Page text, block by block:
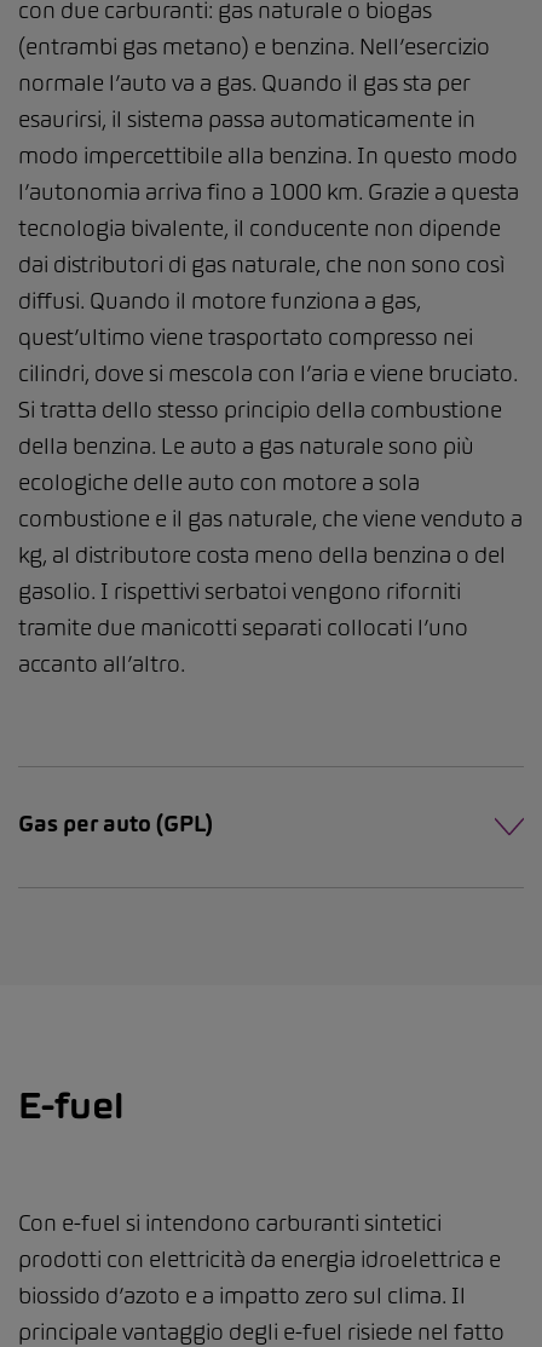
con due carburanti: gas naturale o biogas
(entrambi gas metano) e benzina. Nell’esercizio
normale l’auto va a gas. Quando il gas sta per
esaurirsi, il sistema passa automaticamente in
modo impercettibile alla benzina. In questo modo
l’autonomia arriva fino a 1000 km. Grazie a questa
tecnologia bivalente, il conducente non dipende
dai distributori di gas naturale, che non sono così
diffusi. Quando il motore funziona a gas,
quest’ultimo viene trasportato compresso nei
cilindri, dove si mescola con l’aria e viene bruciato.
Si tratta dello stesso principio della combustione
della benzina. Le auto a gas naturale sono più
ecologiche delle auto con motore a sola
combustione e il gas naturale, che viene venduto a
kg, al distributore costa meno della benzina o del
gasolio. I rispettivi serbatoi vengono riforniti
tramite due manicotti separati collocati l’uno
accanto all’altro.
Gas per auto (GPL)
E-fuel
Con e-fuel si intendono carburanti sintetici
prodotti con elettricità da energia idroelettrica e
biossido d’azoto e a impatto zero sul clima. Il
principale vantaggio degli e-fuel risiede nel fatto